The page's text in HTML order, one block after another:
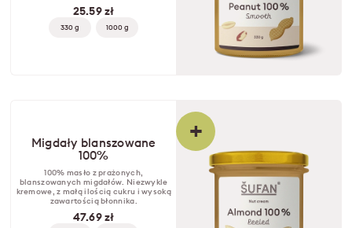
25.59 zł
330 g 1000 g
+
Migdały blanszowane
100%
100% masło z prażonych,
blanszowanych migdałów. Niezwykle
kremowe, z małą ilością cukru i wysoką
zawartością błonnika.
47.69 zł